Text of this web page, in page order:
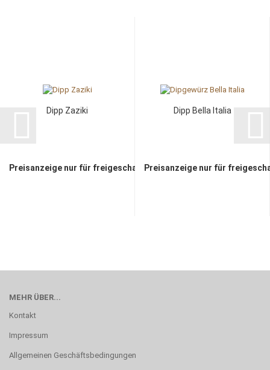
Dipp Zaziki
Preisanzeige nur für freigeschaltete Kunden
Dipp Bella Italia
Preisanzeige nur für
MEHR ÜBER...
Kontakt
Impressum
Allgemeinen Geschäftsbedingungen